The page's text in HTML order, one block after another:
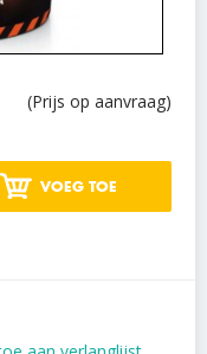
(Prijs op aanvraag)
VOEG TOE